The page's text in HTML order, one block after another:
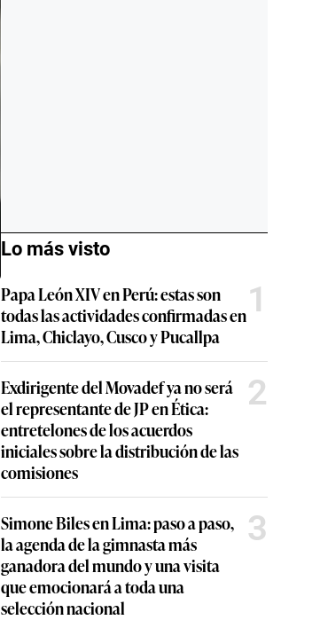
Lo más visto
Papa León XIV en Perú: estas son
todas las actividades confirmadas en
Lima, Chiclayo, Cusco y Pucallpa
1
Exdirigente del Movadef ya no será
el representante de JP en Ética:
entretelones de los acuerdos
iniciales sobre la distribución de las
comisiones
2
Simone Biles en Lima: paso a paso,
la agenda de la gimnasta más
ganadora del mundo y una visita
que emocionará a toda una
selección nacional
3